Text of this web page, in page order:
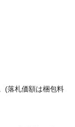
(落札価額は梱包料